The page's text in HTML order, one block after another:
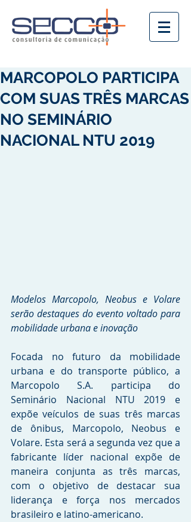
MARCOPOLO PARTICIPA
COM SUAS TRÊS MARCAS
NO SEMINÁRIO
NACIONAL NTU 2019
Modelos Marcopolo, Neobus e Volare
serão destaques do evento voltado para
mobilidade urbana e inovação
Focada no futuro da mobilidade
urbana e do transporte público, a
Marcopolo S.A. participa do
Seminário Nacional NTU 2019 e
expõe veículos de suas três marcas
de ônibus, Marcopolo, Neobus e
Volare. Esta será a segunda vez que a
fabricante líder nacional expõe de
maneira conjunta as três marcas,
com o objetivo de destacar sua
liderança e força nos mercados
brasileiro e latino-americano.